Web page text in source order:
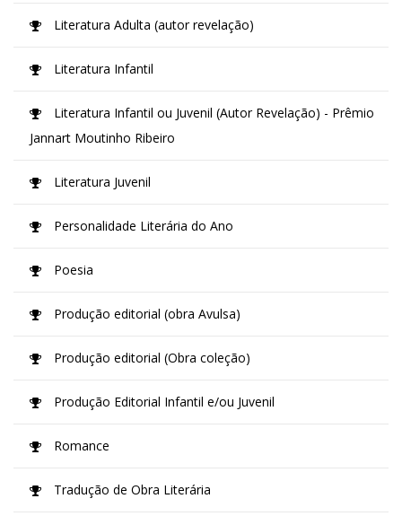
Literatura Adulta (autor revelação)
Literatura Infantil
Literatura Infantil ou Juvenil (Autor Revelação) - Prêmio
Jannart Moutinho Ribeiro
Literatura Juvenil
Personalidade Literária do Ano
Poesia
Produção editorial (obra Avulsa)
Produção editorial (Obra coleção)
Produção Editorial Infantil e/ou Juvenil
Romance
Tradução de Obra Literária